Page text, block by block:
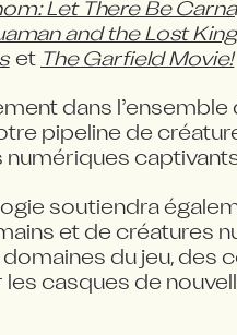
Let There Be
and the Lost
et The Garfield Movie!
dans
pipeline de
numériques
soutiendra
et de créatures
domaines du jeu,
les casques de